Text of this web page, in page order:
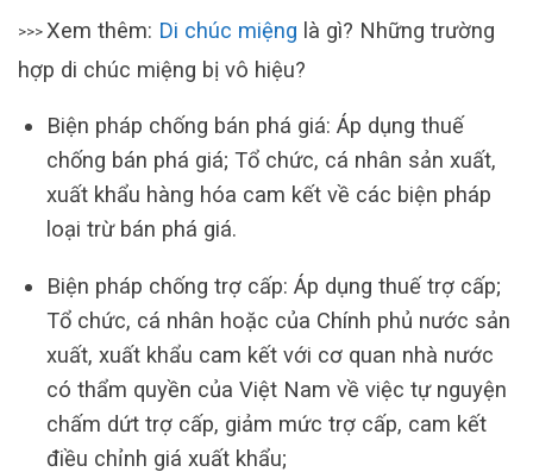
>>> Xem thêm: Di chúc miệng là gì? Những trường
hợp di chúc miệng bị vô hiệu?
Biện pháp chống bán phá giá: Áp dụng thuế
chống bán phá giá; Tổ chức, cá nhân sản xuất,
xuất khẩu hàng hóa cam kết về các biện pháp
loại trừ bán phá giá.
Biện pháp chống trợ cấp: Áp dụng thuế trợ cấp;
Tổ chức, cá nhân hoặc của Chính phủ nước sản
xuất, xuất khẩu cam kết với cơ quan nhà nước
có thẩm quyền của Việt Nam về việc tự nguyện
chấm dứt trợ cấp, giảm mức trợ cấp, cam kết
điều chỉnh giá xuất khẩu;